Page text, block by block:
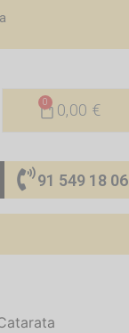
0,00 €
0
91 549 18 06